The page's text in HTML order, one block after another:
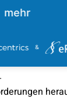
technische
mehr
&